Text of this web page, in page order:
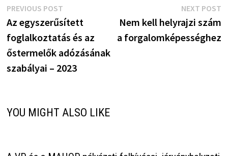
Bejegyzés
navigáció
PREVIOUS POSTPrevious
post:
Az egyszerűsített
foglalkoztatás és az
őstermelők adózásának
szabályai – 2023
NEXT POST
Nem kell helyrajzi szám
a forgalomképességhez
YOU MIGHT ALSO LIKE